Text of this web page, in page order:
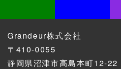
Grandeur株式会社
〒410-0055
静岡県沼津市高島本町12-22